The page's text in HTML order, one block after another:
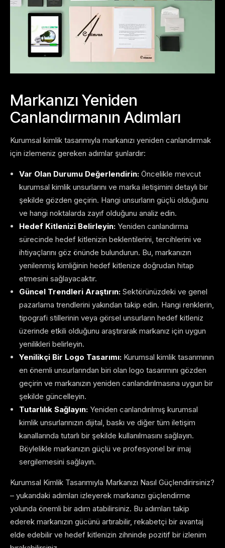
Markanızı Yeniden
Canlandırmanın Adımları
Kurumsal kimlik tasarımıyla markanızı yeniden canlandırmak
için izlemeniz gereken adımlar şunlardır:
Var Olan Durumu Değerlendirin: Öncelikle mevcut
kurumsal kimlik unsurlarını ve marka iletişimini detaylı bir
şekilde gözden geçirin. Hangi unsurların güçlü olduğunu
ve hangi noktalarda zayıf olduğunu analiz edin.
Hedef Kitlenizi Belirleyin: Yeniden canlandırma
sürecinde hedef kitlenizin beklentilerini, tercihlerini ve
ihtiyaçlarını göz önünde bulundurun. Bu, markanızın
yenilenmiş kimliğinin hedef kitlenize doğrudan hitap
etmesini sağlayacaktır.
Güncel Trendleri Araştırın: Sektörünüzdeki ve genel
pazarlama trendlerini yakından takip edin. Hangi renklerin,
tipografi stillerinin veya görsel unsurların hedef kitleniz
üzerinde etkili olduğunu araştırarak markanız için uygun
yenilikleri belirleyin.
Yenilikçi Bir Logo Tasarımı: Kurumsal kimlik tasarımının
en önemli unsurlarından biri olan logo tasarımını gözden
geçirin ve markanızın yeniden canlandırılmasına uygun bir
şekilde güncelleyin.
Tutarlılık Sağlayın: Yeniden canlandırılmış kurumsal
kimlik unsurlarınızın dijital, baskı ve diğer tüm iletişim
kanallarında tutarlı bir şekilde kullanılmasını sağlayın.
Böylelikle markanızın güçlü ve profesyonel bir imaj
sergilemesini sağlayın.
Kurumsal Kimlik Tasarımıyla Markanızı Nasıl Güçlendirirsiniz?
– yukarıdaki adımları izleyerek markanızı güçlendirme
yolunda önemli bir adım atabilirsiniz. Bu adımları takip
ederek markanızın gücünü artırabilir, rekabetçi bir avantaj
elde edebilir ve hedef kitlenizin zihninde pozitif bir izlenim